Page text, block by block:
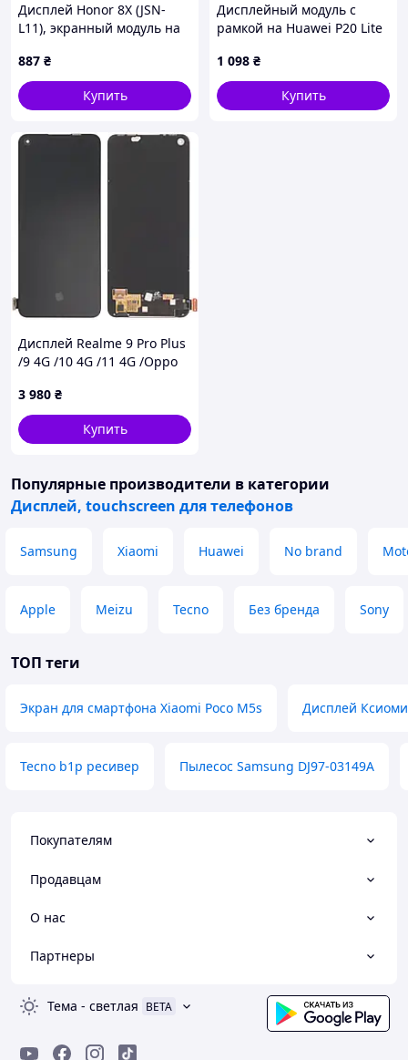
Дисплей Honor 8X (JSN-
L11), экранный модуль на
887 ₴
Купить
Дисплейный модуль с
рамкой на Huawei P20 Lite
тачскрином), экран для
Хуавей П20 Лайт 2019
1 098 ₴
Купить
Дисплей Realme 9 Pro Plus
/9 4G /10 4G /11 4G /Oppo
/OnePlus Nord CE 2 5G
черный, Amoled, оригинал
PRC
3 980 ₴
Купить
Популярные производители в категории
Дисплей, touchscreen для телефонов
Samsung Xiaomi Huawei No brand
Apple Meizu Tecno Без бренда Sony
ТОП теги
Экран для смартфона Xiaomi Poco M5s Дисплей
Tecno b1p ресивер Пылесос Samsung DJ97-03149A
Покупателям
Продавцам
О нас
Партнеры
Тема - светлая BETA